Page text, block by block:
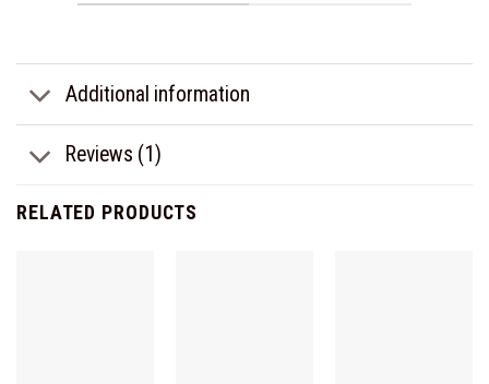
Additional information
Reviews (1)
RELATED PRODUCTS